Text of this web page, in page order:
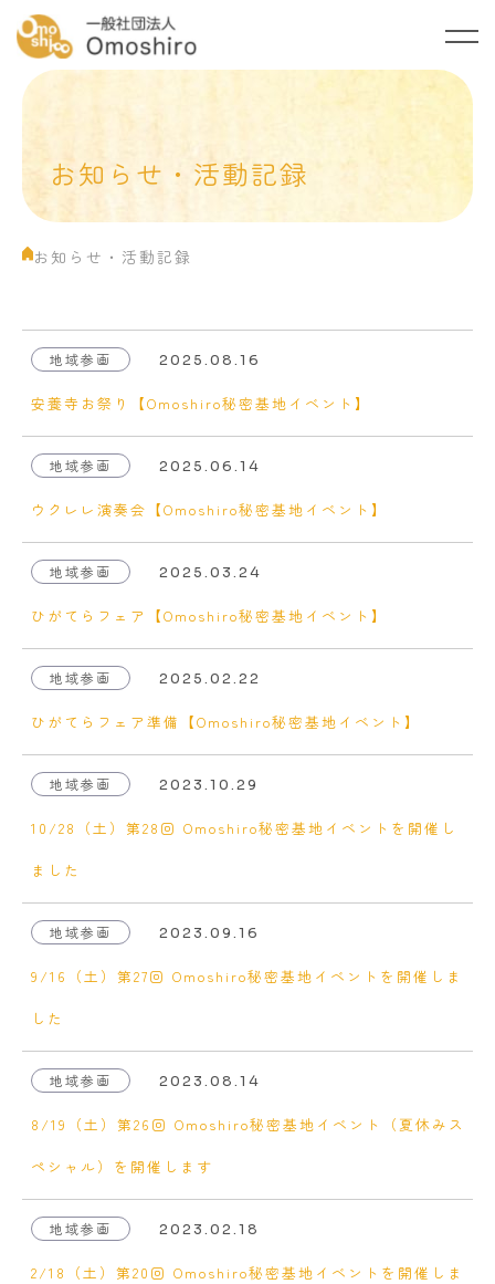
ご支援のお願い
プライバシーポリシー
お知らせ・活動記録
お知らせ・活動記録
地域参画 2025.08.16
安養寺お祭り【Omoshiro秘密基地イベント】
地域参画 2025.06.14
ウクレレ演奏会【Omoshiro秘密基地イベント】
地域参画 2025.03.24
ひがてらフェア【Omoshiro秘密基地イベント】
地域参画 2025.02.22
ひがてらフェア準備【Omoshiro秘密基地イベント】
地域参画 2023.10.29
10/28（土）第28回 Omoshiro秘密基地イベントを開催し
ました
地域参画 2023.09.16
9/16（土）第27回 Omoshiro秘密基地イベントを開催しま
した
地域参画 2023.08.14
8/19（土）第26回 Omoshiro秘密基地イベント（夏休みス
ペシャル）を開催します
地域参画 2023.02.18
2/18（土）第20回 Omoshiro秘密基地イベントを開催しま